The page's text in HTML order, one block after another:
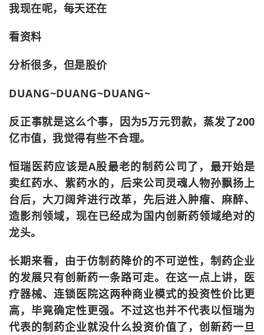
我现在呢，每天还在
看资料
分析很多，但是股价
DUANG~DUANG~DUANG~
反正事就是这么个事，因为5万元罚款，蒸发了200
亿市值，我觉得有些不合理。
恒瑞医药应该是A股最老的制药公司了，最开始是
卖红药水、紫药水的，后来公司灵魂人物孙飘扬上
台后，大刀阔斧进行改革，先后进入肿瘤、麻醉、
造影剂领域，现在已经成为国内创新药领域绝对的
龙头。
长期来看，由于仿制药降价的不可逆性，制药企业
的发展只有创新药一条路可走。在这一点上讲，医
疗器械、连锁医院这两种商业模式的投资性价比更
高，毕竟确定性更强。不过这也并不代表以恒瑞为
代表的制药企业就没什么投资价值了，创新药一旦